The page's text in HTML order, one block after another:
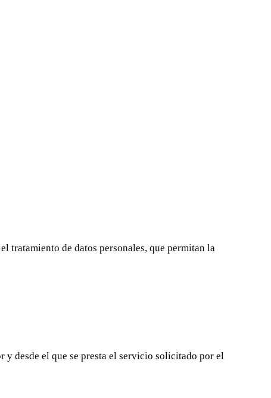
tratamiento de datos personales, que permitan la
desde el que se presta el servicio solicitado por el